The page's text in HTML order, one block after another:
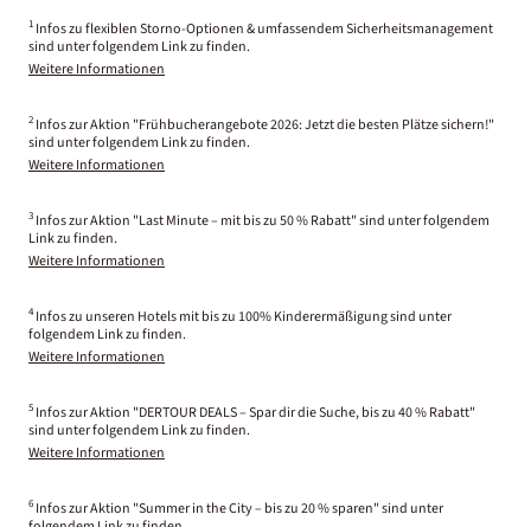
1 Infos zu flexiblen Storno-Optionen & umfassendem Sicherheitsmanagement
sind unter folgendem Link zu finden.
Weitere Informationen
2 Infos zur Aktion "Frühbucherangebote 2026: Jetzt die besten Plätze sichern!"
sind unter folgendem Link zu finden.
Weitere Informationen
3 Infos zur Aktion "Last Minute – mit bis zu 50 % Rabatt" sind unter folgendem
Link zu finden.
Weitere Informationen
4 Infos zu unseren Hotels mit bis zu 100% Kinderermäßigung sind unter
folgendem Link zu finden.
Weitere Informationen
5 Infos zur Aktion "DERTOUR DEALS – Spar dir die Suche, bis zu 40 % Rabatt"
sind unter folgendem Link zu finden.
Weitere Informationen
6 Infos zur Aktion "Summer in the City – bis zu 20 % sparen" sind unter